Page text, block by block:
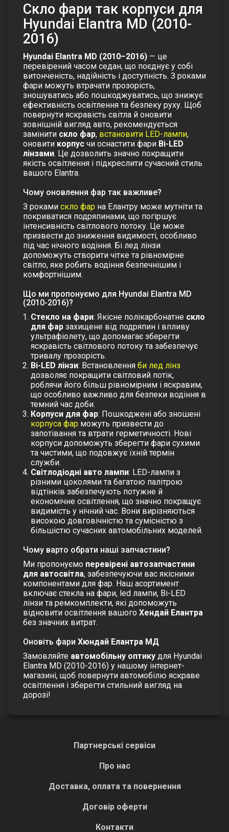
Скло фари так корпуси для
Hyundai Elantra MD (2010-
2016)
Hyundai Elantra MD (2010–2016) — це
перевірений часом седан, що поєднує у собі
витонченість, надійність і доступність. З роками
фари можуть втрачати прозорість,
зношуватись або пошкоджуватись, що знижує
ефективність освітлення та безпеку руху. Щоб
повернути яскравість світла й оновити
зовнішній вигляд авто, рекомендується
замінити скло фар, встановити LED-лампи,
оновити корпус чи оснастити фари Bi-LED
лінзами. Це дозволить значно покращити
якість освітлення і підкреслити сучасний стиль
вашого Elantra.
Чому оновлення фар так важливе?
З роками скло фар на Елантру може мутніти та
покриватися подряпинами, що погіршує
інтенсивність світлового потоку. Це може
призвести до зниження видимості, особливо
під час нічного водіння. Бі лед лінзи
допоможуть створити чітке та рівномірне
світло, яке робить водіння безпечнішим і
комфортнішим.
Що ми пропонуємо для Hyundai Elantra MD
(2010-2016)?
Стекло на фари: Якісне полікарбонатне скло
для фар захищене від подряпин і впливу
ультрафіолету, що допомагає зберегти
яскравість світлового потоку та забезпечує
тривалу прозорість.
Bi-LED лінзи: Встановлення би лед лінз
дозволяє покращити світловий потік,
роблячи його більш рівномірним і яскравим,
що особливо важливо для безпеки водіння в
темний час доби.
Корпуси для фар: Пошкоджені або зношені
корпуса фар можуть призвести до
запотівання та втрати герметичності. Нові
корпуси допоможуть зберегти фари сухими
та чистими, що подовжує їхній термін
служби.
Світлодіодні авто лампи: LED-лампи з
різними цоколями та багатою палітрою
відтінків забезпечують потужне й
економічне освітлення, що значно покращує
видимість у нічний час. Вони вирізняються
високою довговічністю та сумісністю з
більшістю сучасних автомобільних моделей.
Чому варто обрати наші запчастини?
Ми пропонуємо перевірені автозапчастини
для автосвітла, забезпечуючи вас якісними
компонентами для фар. Наш асортимент
включає стекла на фари, led лампи, Bi-LED
лінзи та ремкомплекти, які допоможуть
відновити освітлення вашого Хендай Елантра
без значних витрат.
Оновіть фари Хюндай Елантра МД
Замовляйте автомобільну оптику для Hyundai
Elantra MD (2010-2016) у нашому інтернет-
магазині, щоб повернути автомобілю яскраве
освітлення і зберегти стильний вигляд на
дорозі!
Партнерські сервіси
Про нас
Доставка, оплата та повернення
Договір оферти
Контакти